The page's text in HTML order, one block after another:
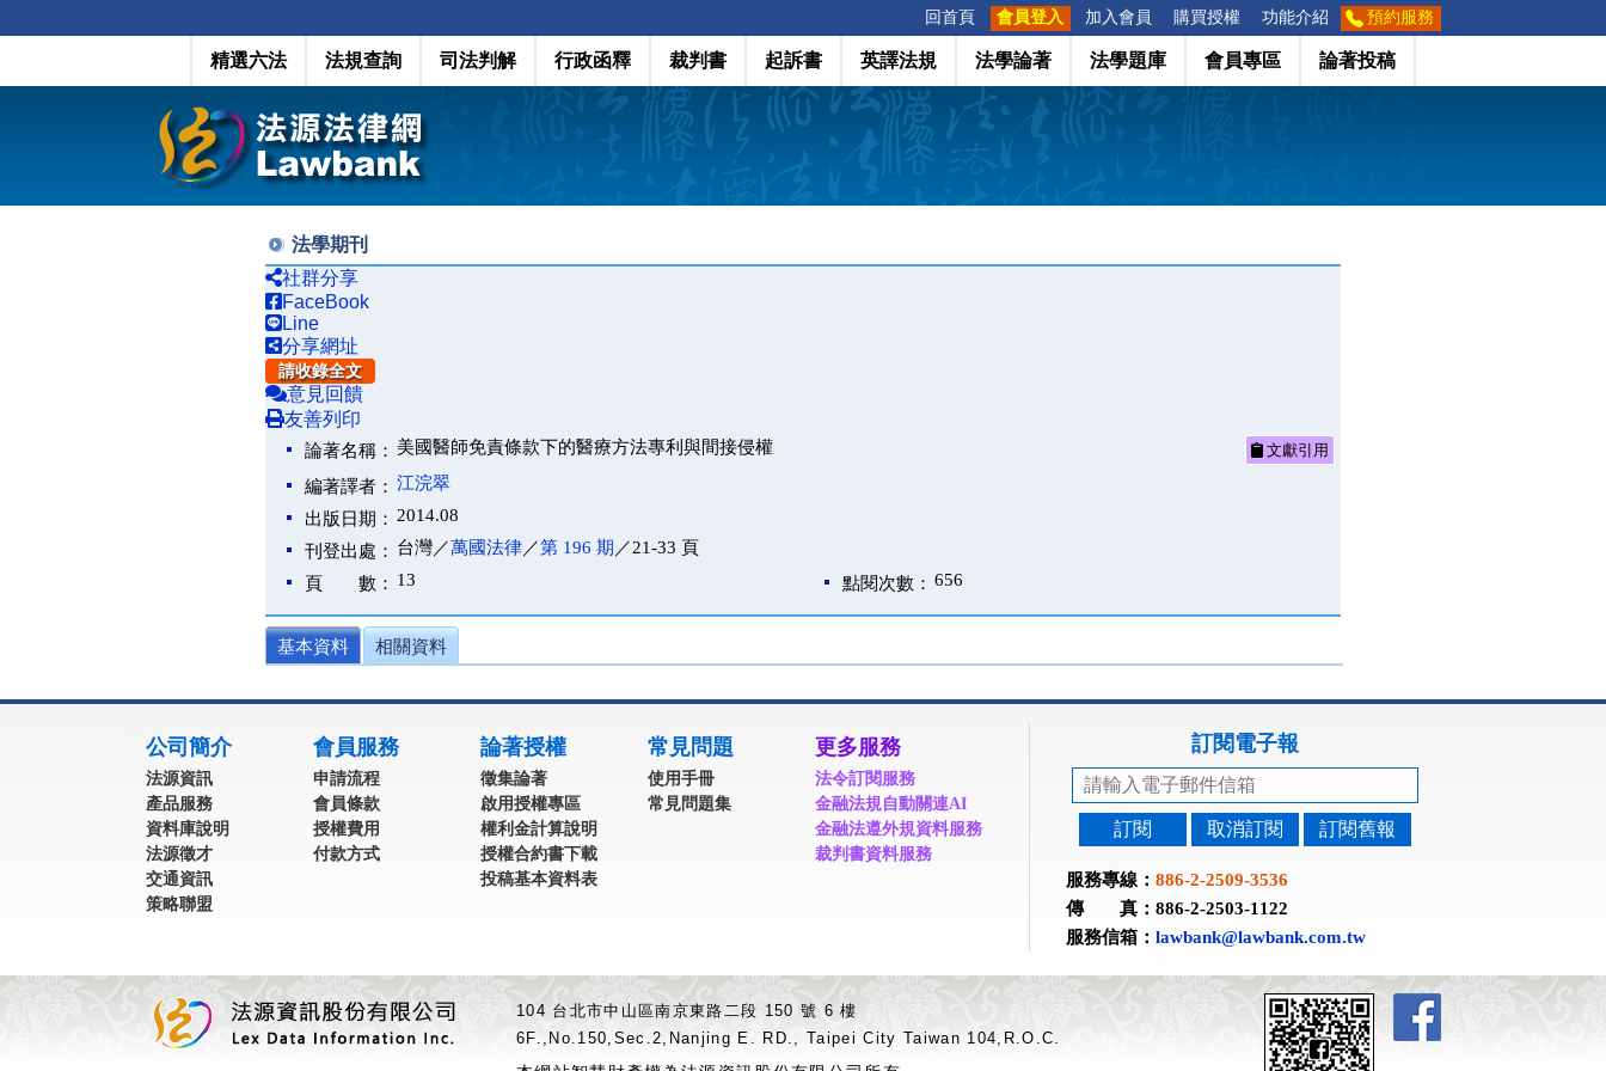
回首頁 會員登入 加入會員 購買授權 功能介紹 預約服務
精選六法 法規查詢 司法判解 行政函釋 裁判書 起訴書 英譯法規 法學論著 法學題庫 會員專區 論著投稿
法學期刊
社群分享
FaceBook
Line
分享網址
請收錄全文
意見回饋
友善列印
論著名稱： 美國醫師免責條款下的醫療方法專利與間接侵權 文獻引用
編著譯者： 江浣翠
出版日期： 2014.08
刊登出處： 台灣／萬國法律／第 196 期 ／21-33 頁
頁 數： 13 點閱次數： 656
基本資料 相關資料
公司簡介
法源資訊
產品服務
資料庫說明
法源徵才
交通資訊
策略聯盟
會員服務
申請流程
會員條款
授權費用
付款方式
論著授權
徵集論著
啟用授權專區
權利金計算說明
授權合約書下載
投稿基本資料表
常見問題
使用手冊
常見問題集
更多服務
法令訂閱服務
金融法規自動關連AI
金融法遵外規資料服務
裁判書資料服務
訂閱電子報
訂閱 取消訂閱 訂閱舊報
服務專線： 886-2-2509-3536
傳 真：886-2-2503-1122
服務信箱： lawbank@lawbank.com.tw
104 台北市中山區南京東路二段 150 號 6 樓
6F.,No.150,Sec.2,Nanjing E. RD., Taipei City Taiwan 104,R.O.C.